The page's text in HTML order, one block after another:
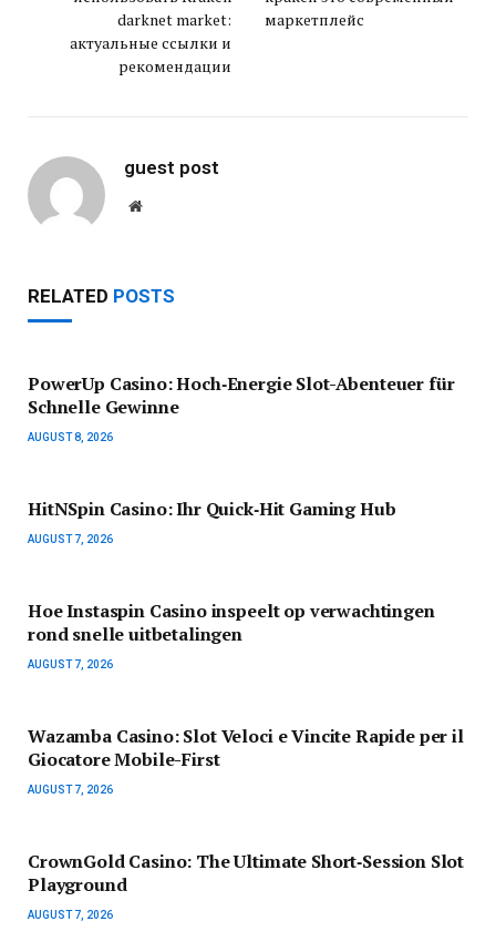
darknet market:
актуальные ссылки и
рекомендации
маркетплейс
guest post
Website
RELATED POSTS
PowerUp Casino: Hoch‑Energie Slot-Abenteuer für
Schnelle Gewinne
AUGUST 8, 2026
HitNSpin Casino: Ihr Quick‑Hit Gaming Hub
AUGUST 7, 2026
Hoe Instaspin Casino inspeelt op verwachtingen
rond snelle uitbetalingen
AUGUST 7, 2026
Wazamba Casino: Slot Veloci e Vincite Rapide per il
Giocatore Mobile-First
AUGUST 7, 2026
CrownGold Casino: The Ultimate Short‑Session Slot
Playground
AUGUST 7, 2026